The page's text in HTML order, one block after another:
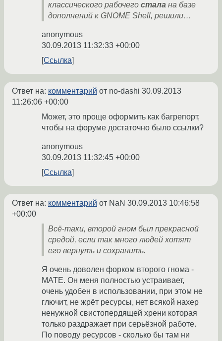
классического рабочего стала на базе
дополнений к GNOME Shell, решили…
anonymous
30.09.2013 11:32:33 +00:00
Ссылка
Ответ на: комментарий от no-dashi 30.09.2013
11:26:06 +00:00
Может, это проще оформить как багрепорт,
чтобы на форуме достаточно было ссылки?
anonymous
30.09.2013 11:32:45 +00:00
Ссылка
Ответ на: комментарий от NaN 30.09.2013 10:46:58
+00:00
Всё-таки, второй гном был прекрасной
средой, если так много людей хотят
его вернуть и сохранить.
Я очень доволен форком второго гнома -
MATE. Он меня полностью устраивает,
очень удобен в использовании, при этом не
глючит, не жрёт ресурсы, нет всякой нахер
ненужной свистопердящей хрени которая
только раздражает при серьёзной работе.
По поводу ресурсов - сколько бы там ни